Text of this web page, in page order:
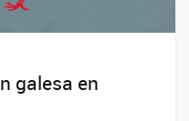
galesa en